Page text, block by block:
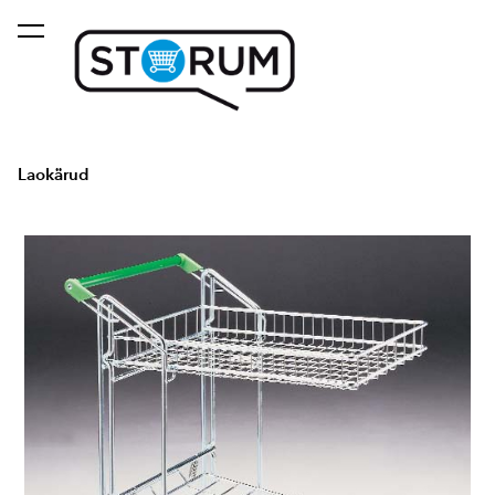
lisati ostukorvi. Vaata ostukorvi
Laokärud